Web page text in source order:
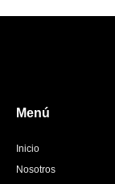
Menú
Inicio
Nosotros